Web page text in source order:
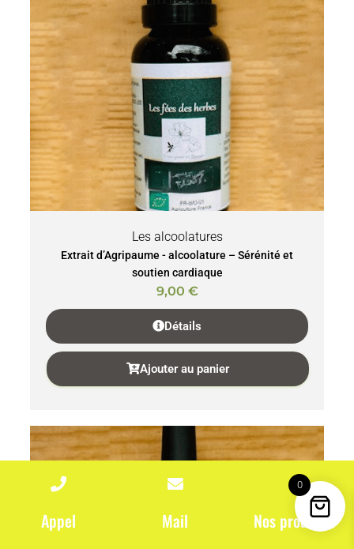
Les alcoolatures
Extrait d’Agripaume - alcoolature – Sérénité et
soutien cardiaque
9,00 €
Détails
Ajouter au panier
Appel Mail Nos produits
0